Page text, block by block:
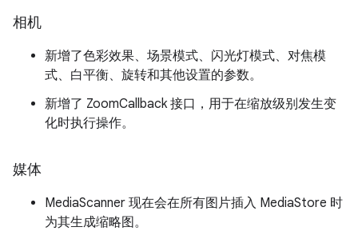
相机
新增了色彩效果、场景模式、闪光灯模式、对焦模
式、白平衡、旋转和其他设置的参数。
新增了 ZoomCallback 接口，用于在缩放级别发生变
化时执行操作。
媒体
MediaScanner 现在会在所有图片插入 MediaStore 时
为其生成缩略图。